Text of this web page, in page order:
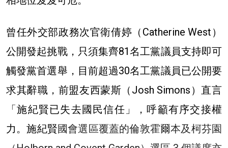
曾任外交部政務次官衛倩婷（Catherine West）
公開發起挑戰，只須集齊81名工黨議員支持即可
觸發黨首選舉，目前超過30名工黨議員已公開要
求其辭職，前盟友西蒙斯（Josh Simons）直言
「施紀賢已失去國民信任」，呼籲有序交接權
力。施紀賢國會選區覆蓋的倫敦霍爾本及柯芬園